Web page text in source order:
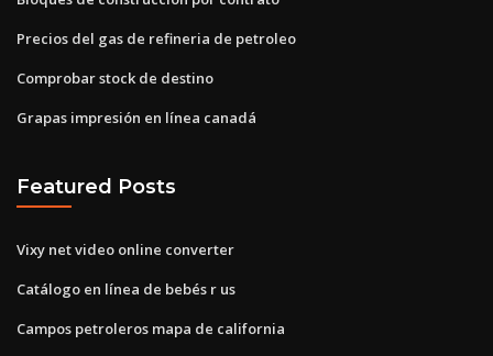
Precios del gas de refineria de petroleo
Comprobar stock de destino
Grapas impresión en línea canadá
Featured Posts
Vixy net video online converter
Catálogo en línea de bebés r us
Campos petroleros mapa de california